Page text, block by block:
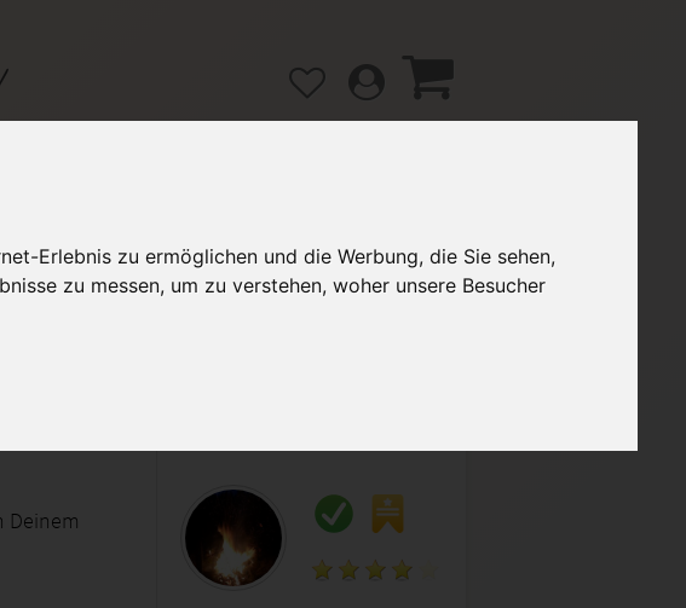
Erlebnis zu ermöglichen und die Werbung, die Sie sehen,
zu messen, um zu verstehen, woher unsere Besucher
/ Lehrgänge Hilfe / FAQ
Deinem